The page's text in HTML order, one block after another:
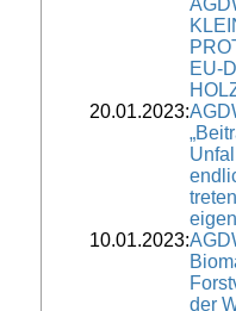
EU-
20.01.2023:
10.01.2023:
der